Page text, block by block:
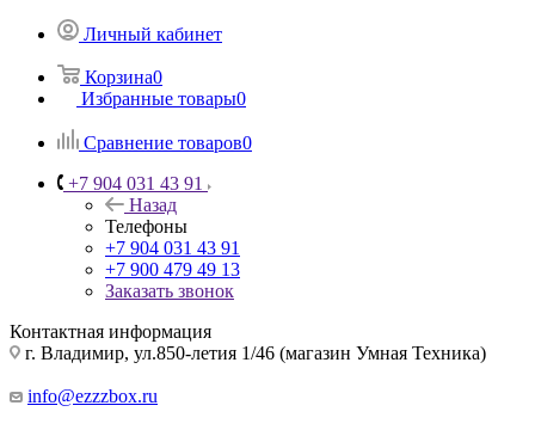
Личный кабинет
Корзина0
Избранные товары0
Сравнение товаров0
+7 904 031 43 91
Назад
Телефоны
+7 904 031 43 91
+7 900 479 49 13
Заказать звонок
Контактная информация
г. Владимир, ул.850-летия 1/46 (магазин Умная Техника)
info@ezzzbox.ru